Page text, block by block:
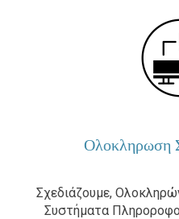
Ολοκληρωση
Σχεδιάζουμε,
Συστήματα